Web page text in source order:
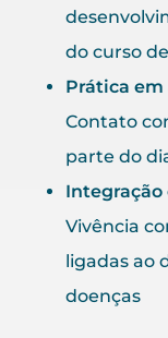
do curso
Prática
Contato
parte do
Integração
Vivência
ligadas ao
doenças